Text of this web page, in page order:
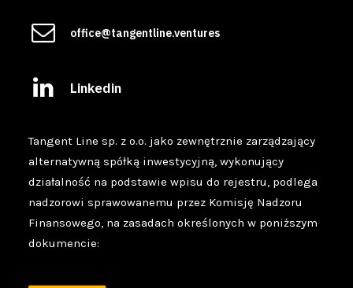
office@tangentline.ventures
Linkedin
Tangent Line sp. z o.o. jako zewnętrznie zarządzający
alternatywną spółką inwestycyjną, wykonujący
działalność na podstawie wpisu do rejestru, podlega
nadzorowi sprawowanemu przez Komisję Nadzoru
Finansowego, na zasadach określonych w poniższym
dokumencie: